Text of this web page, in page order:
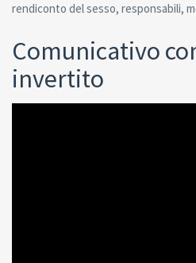
rendiconto del sesso, responsabili,
Comunicativo
invertito